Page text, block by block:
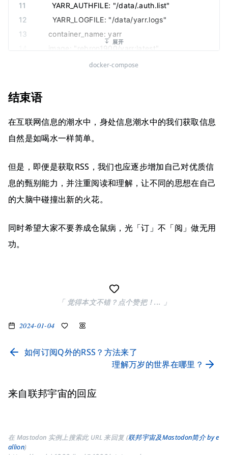
展开
      YARR_AUTHFILE
: "/data/.auth.list"
      YARR_LOGFILE
: "/data/yarr.logs"
    container_name
: yarr
    image
" rebron1900/yarr:latest "
docker-compose
结束语
在互联网信息的潮水中，身处信息潮水中的我们获取信息
自然是如喝水一样简单。
但是，即便是获取RSS，我们也应逐步增加自己对优质信
息的甄别能力，并注重阅读和理解，让不同的思想在自己
的大脑中碰撞出新的火花。
同时希望大家不要养成仓鼠病，光「订」不「阅」做无用
功。
「 觉得本文不错？点个赞把！... 」
2024-01-04
如何订阅Q外的RSS？方法来了
理解万岁的世界在哪里？
来自联邦宇宙的回应
在 Mastodon 实例上搜索此 URL 来回复 (联邦宇宙及Mastodon简介 by e
allion)